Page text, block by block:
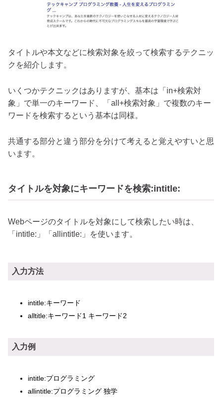
タイトルや本文などに検索対象を絞って検索するテクニッ
クを紹介します。
いくつかテクニックはありますが、基本は「in+検索対
象」で単一のキーワード、「all+検索対象」で複数のキー
ワードを検索するという基本は同様。
共通する部分と違う部分を分けて考えると覚えやすいと思
います。
タイトルを対象にキーワードを検索:intitle:
Webページのタイトルを対象にして検索したい時は、
「intitle:」「allintitle:」を使います。
入力方法
intitle:キーワード
alltitle:キーワード1 キーワード2
入力例
intitle:プログラミング
allintitle:プログラミング 独学